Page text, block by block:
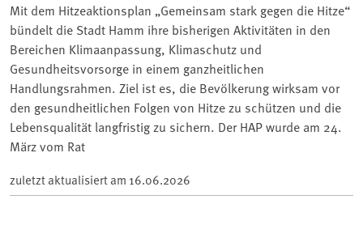
Mit dem Hitzeaktionsplan „Gemeinsam stark gegen die Hitze“
bündelt die Stadt Hamm ihre bisherigen Aktivitäten in den
Bereichen Klimaanpassung, Klimaschutz und
Gesundheitsvorsorge in einem ganzheitlichen
Handlungsrahmen. Ziel ist es, die Bevölkerung wirksam vor
den gesundheitlichen Folgen von Hitze zu schützen und die
Lebensqualität langfristig zu sichern. Der HAP wurde am 24.
März vom Rat
zuletzt aktualisiert am 16.06.2026